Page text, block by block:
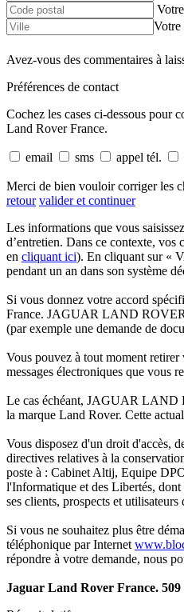
Votre
Avez-vous des commentaires à
Préférences de contact
Cochez les cases ci-dessous pour
Land Rover France.
email sms appel tél.
Merci de bien vouloir corriger les
retour valider et continuer
Les informations que vous
d’entretien. Dans ce contexte,
en cliquant ici). En cliquant sur «
pendant un an dans son système
Si vous donnez votre accord
France. JAGUAR LAND ROVER
(par exemple une demande de
Vous pouvez à tout moment retirer
messages électroniques que vous
Le cas échéant, JAGUAR LAND
la marque Land Rover. Cette
Vous disposez d'un droit d'accès,
directives relatives à la
poste à : Cabinet Altij, Equipe
l'Informatique et des Libertés, dont
ses clients, prospects et
Si vous ne souhaitez plus être
téléphonique par Internet
répondre à votre demande, nous
Jaguar Land Rover France.